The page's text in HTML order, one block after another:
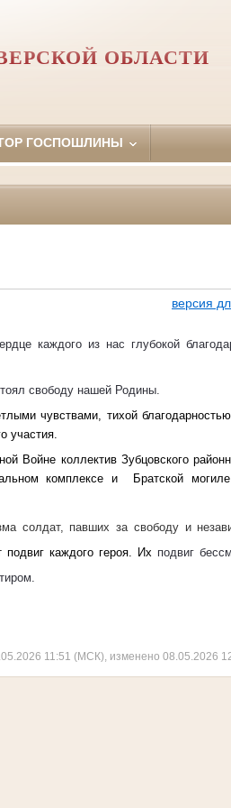
ОБЛАСТИ
ГОСПОШЛИНЫ
версия
каждого из нас глубокой
свободу нашей Родины.
чувствами, тихой
участия.
коллектив Зубцовского
комплексе и Братской могиле
солдат, павших за свободу и
каждого героя. Их подвиг
11:51 (МСК), изменено 08.05.2026